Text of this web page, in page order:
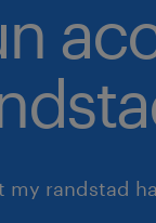
my randstad